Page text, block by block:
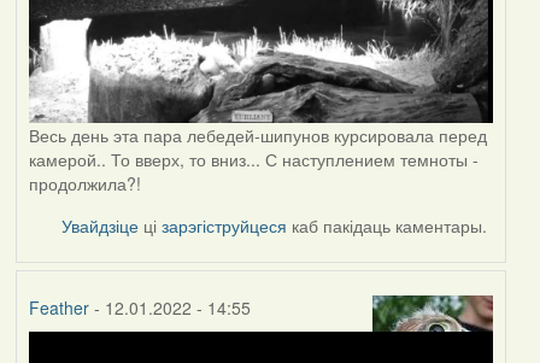
Весь день эта пара лебедей-шипунов курсировала перед
камерой.. То вверх, то вниз... С наступлением темноты -
продолжила?!
Увайдзіце цізарэгіструйцеся каб пакідаць каментары.
Feather- 12.01.2022 - 14:55